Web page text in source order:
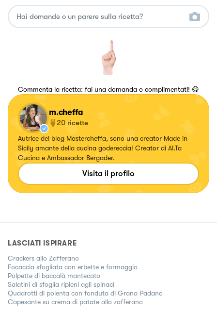
Commenta la ricetta: fai una domanda o complimentati! 😋
m.cheffa
20 ricette
Autrice del blog Mastercheffa, sono una creator Made in
Sicily amante della cucina godereccia! Creator di Al.Ta
Cucina e Ambassador Bergader.
Visita il profilo
LASCIATI ISPIRARE
Crackers allo Zafferano
Focaccia sfogliata con erbette e formaggio
Polpette di baccalà mantecato
Salatini di sfoglia ripieni agli spinaci
Quadrotti di polenta con fonduta di Grana Padano
Capesante su crema di patate allo zafferano